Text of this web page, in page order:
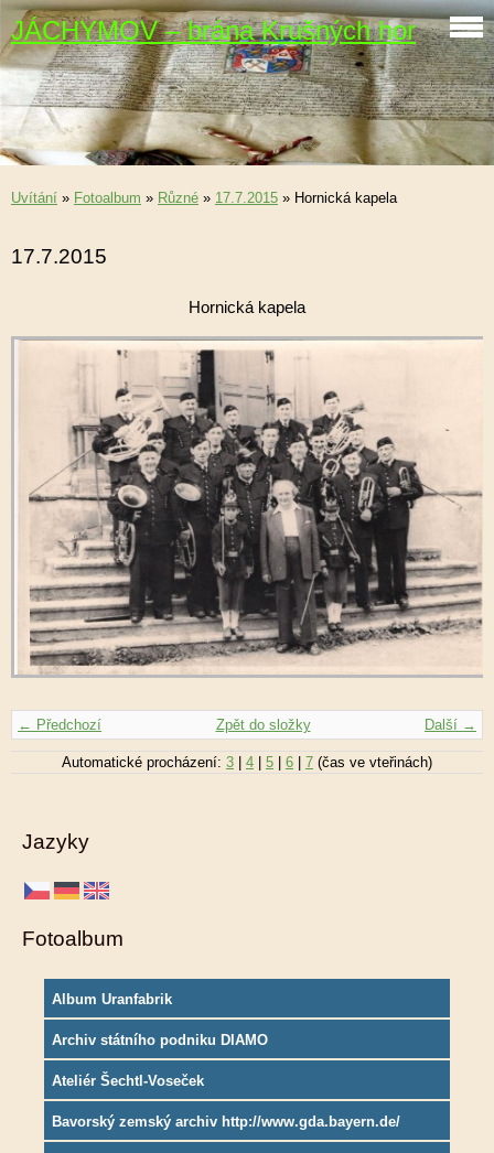
JÁCHYMOV – brána Krušných hor
Uvítání » Fotoalbum » Různé » 17.7.2015 » Hornická kapela
17.7.2015
Hornická kapela
← Předchozí Další →
Zpět do složky
Automatické procházení: 3 4 5 6 7 (čas ve vteřinách)
Jazyky
Fotoalbum
Album Uranfabrik
Archiv státního podniku DIAMO
Ateliér Šechtl-Voseček
Bavorský zemský archiv http://www.gda.bayern.de/